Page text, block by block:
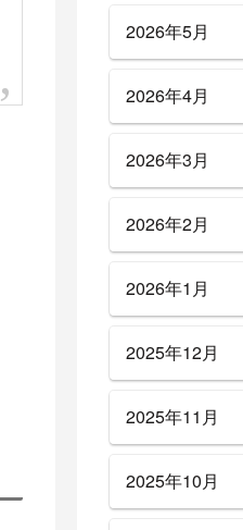
2026年5月
2026年4月
2026年3月
2026年2月
2026年1月
2025年12月
2025年11月
2025年10月